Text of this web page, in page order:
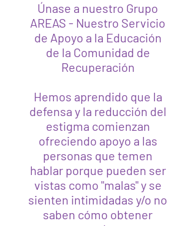
Únase a nuestro Grupo
AREAS - Nuestro Servicio
de Apoyo a la Educación
de la Comunidad de
Recuperación
Hemos aprendido que la
defensa y la reducción del
estigma comienzan
ofreciendo apoyo a las
personas que temen
hablar porque pueden ser
vistas como "malas" y se
sienten intimidadas y/o no
saben cómo obtener